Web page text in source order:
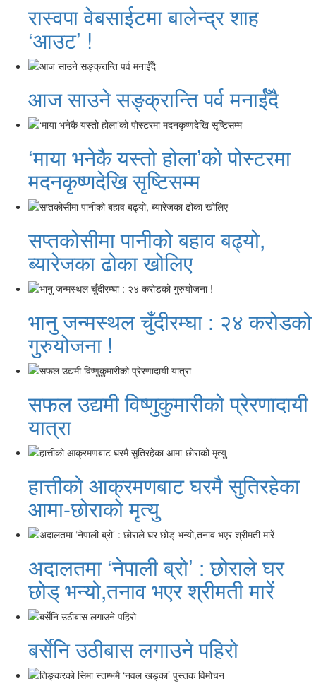
रास्वपा वेबसाईटमा बालेन्द्र शाह
‘आउट’ !
आज साउने सङ्क्रान्ति पर्व मनाईँदै
‘माया भनेकै यस्तो होला’को पोस्टरमा
मदनकृष्णदेखि सृष्टिसम्म
सप्तकोसीमा पानीको बहाव बढ्यो,
ब्यारेजका ढोका खोलिए
भानु जन्मस्थल चुँदीरम्घा : २४ करोडको
गुरुयोजना !
सफल उद्यमी विष्णुकुमारीको प्रेरणादायी
यात्रा
हात्तीको आक्रमणबाट घरमै सुतिरहेका
आमा-छोराको मृत्यु
अदालतमा ‘नेपाली ब्रो’ : छोराले घर
छोड् भन्यो,तनाव भएर श्रीमती मारें
बर्सेनि उठीबास लगाउने पहिरो